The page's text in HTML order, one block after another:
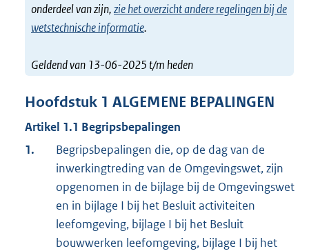
onderdeel van zijn,zie het overzicht andere regelingen bij de
wetstechnische informatie.
Geldend van 13-06-2025 t/m heden
Hoofdstuk 1 ALGEMENE BEPALINGEN
Artikel 1.1 Begripsbepalingen
1.
Begripsbepalingen die, op de dag van de
inwerkingtreding van de Omgevingswet, zijn
opgenomen in de bijlage bij de Omgevingswet
en in bijlage I bij het Besluit activiteiten
leefomgeving, bijlage I bij het Besluit
bouwwerken leefomgeving, bijlage I bij het